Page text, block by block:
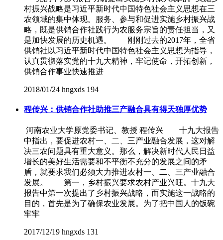
村振兴战略是习近平新时代中国特色社会主义思想在三
农领域的集中体现。服务、参与和促进实施乡村振兴战
略，既是供销合作社践行为农服务宗旨的责任担当，又
是加快发展的历史机遇。 刚刚过去的2017年，全省
供销社以习近平新时代中国特色社会主义思想为指导，
认真贯彻落实党的十九大精神，牢记使命，开拓创新，
供销合作事业快速推进
2018/01/24 hngxds 194
程传兴：供销合作社助推三产融合具有得天独厚优势
河南农业大学原党委书记、教授 程传兴 十九大报告
中指出，要促进农村一、二、三产业融合发展，这对解
决三农问题具有重大意义。那么，解决新时代人民日益
增长的美好生活需要和不平衡不充分的发展之间的矛
盾，就要求我们必须大力推进农村一、二、三产业融合
发展。 第一，乡村振兴要求农村产业兴旺。十九大
报告中第一次提出了乡村振兴战略，而实施这一战略的
目的，首先是为了确保农业发展。为了把中国人的饭碗
牢牢
2017/12/19 hngxds 131